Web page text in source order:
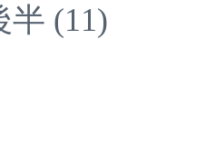
半 (11)